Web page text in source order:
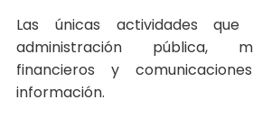
Las únicas actividades que
administración pública,
financieros y
información.